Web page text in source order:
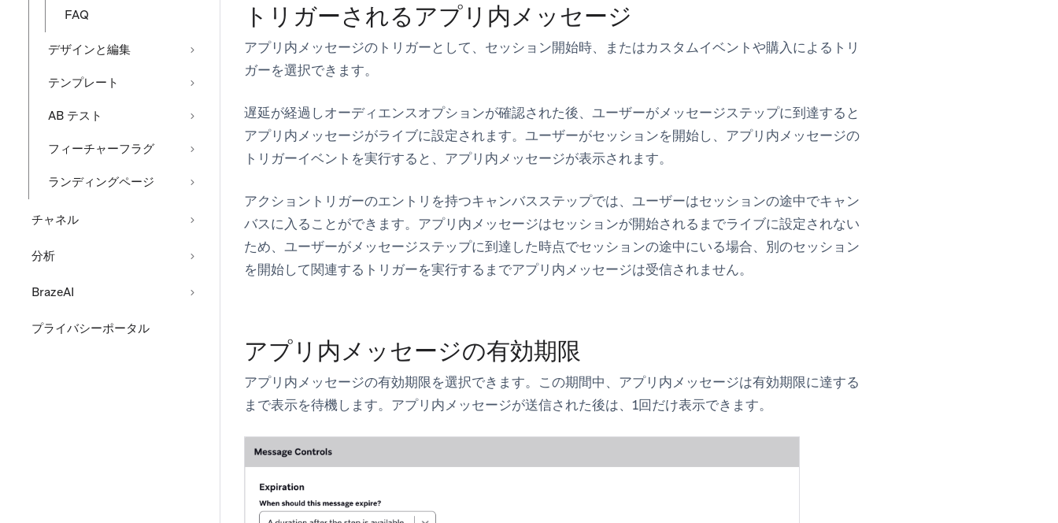
FAQ
デザインと編集
テンプレート
AB テスト
フィーチャーフラグ
ランディングページ
チャネル
分析
BrazeAI
プライバシーポータル
トリガーされるアプリ内メッセージ
アプリ内メッセージのトリガーとして、セッション開始時、またはカスタムイベントや購入によるトリ
ガーを選択できます。
遅延が経過しオーディエンスオプションが確認された後、ユーザーがメッセージステップに到達すると
アプリ内メッセージがライブに設定されます。ユーザーがセッションを開始し、アプリ内メッセージの
トリガーイベントを実行すると、アプリ内メッセージが表示されます。
アクショントリガーのエントリを持つキャンバスステップでは、ユーザーはセッションの途中でキャン
バスに入ることができます。アプリ内メッセージはセッションが開始されるまでライブに設定されない
ため、ユーザーがメッセージステップに到達した時点でセッションの途中にいる場合、別のセッション
を開始して関連するトリガーを実行するまでアプリ内メッセージは受信されません。
アプリ内メッセージの有効期限
アプリ内メッセージの有効期限を選択できます。この期間中、アプリ内メッセージは有効期限に達する
まで表示を待機します。アプリ内メッセージが送信された後は、1回だけ表示できます。